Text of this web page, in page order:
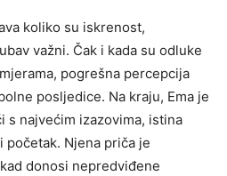
koliko su iskrenost,
važni. Čak i kada su odluke
pogrešna percepcija
posljedice. Na kraju, Ema je
s najvećim izazovima, istina
početak. Njena priča je
donosi nepredviđene